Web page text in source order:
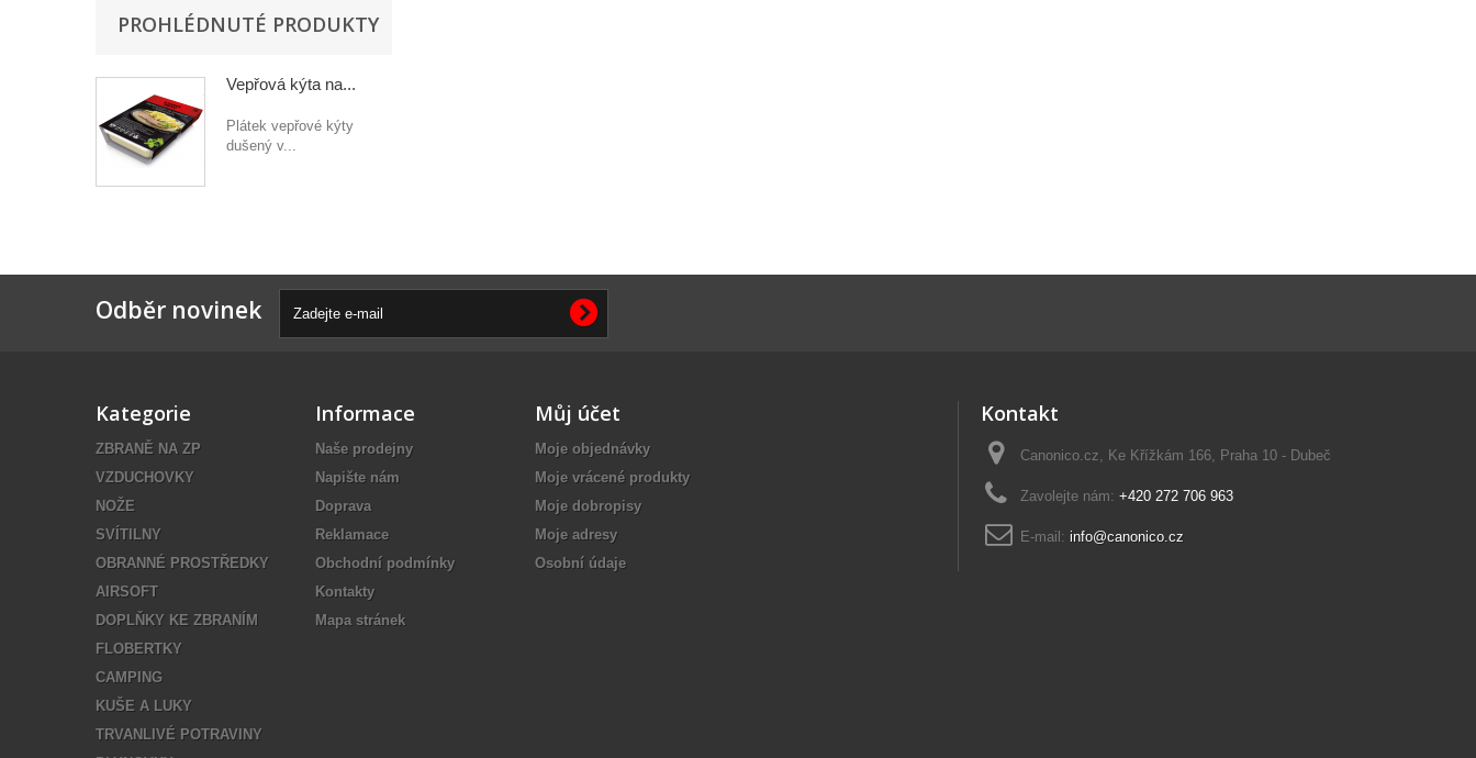
PROHLÉDNUTÉ PRODUKTY
Vepřová kýta na...
Plátek vepřové kýty
dušený v...
Odběr novinek
Kategorie
ZBRANĚ NA ZP
VZDUCHOVKY
NOŽE
SVÍTILNY
OBRANNÉ PROSTŘEDKY
AIRSOFT
DOPLŇKY KE ZBRANÍM
FLOBERTKY
CAMPING
KUŠE A LUKY
TRVANLIVÉ POTRAVINY
Informace
Naše prodejny
Napište nám
Doprava
Reklamace
Obchodní podmínky
Kontakty
Mapa stránek
Můj účet
Moje objednávky
Moje vrácené produkty
Moje dobropisy
Moje adresy
Osobní údaje
Kontakt
Canonico.cz, Ke Křížkám 166, Praha 10 - Dubeč
Zavolejte nám: +420 272 706 963
E-mail: info@canonico.cz